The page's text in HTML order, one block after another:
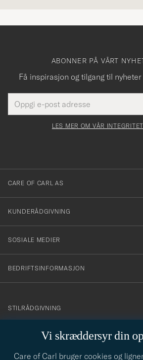
Vi skræddersyr din
Care of Carl bruger cookies og
ABONNER PÅ VÅRT
Få inspirasjon og tilgang til
postadresse
felt
Tack
för
dig
till
vårt
nyhetsbrev!
LES MER OM VÅR
CARE OF CARL AS
KUNDERÅDGIVNING
SOSIALE MEDIER
BEDRIFTSINFORMASJON
info@careofcarl.no
STILRÅDGIVNING
STILRÅDGIVNING